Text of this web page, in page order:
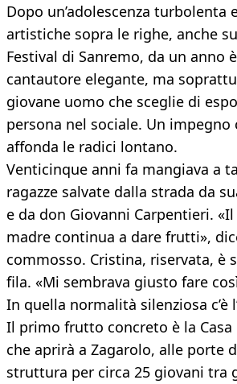
Dopo un’adolescenza turbolenta
artistiche sopra le righe, anche
Festival di Sanremo, da un anno
cantautore elegante, ma
giovane uomo che sceglie di
persona nel sociale. Un impegno
affonda le radici lontano.
Venticinque anni fa mangiava a
ragazze salvate dalla strada da
e da don Giovanni Carpentieri.
madre continua a dare frutti»,
commosso. Cristina, riservata, è
fila. «Mi sembrava giusto fare
In quella normalità silenziosa c’è
Il primo frutto concreto è la Casa
che aprirà a Zagarolo, alle porte
struttura per circa 25 giovani tra